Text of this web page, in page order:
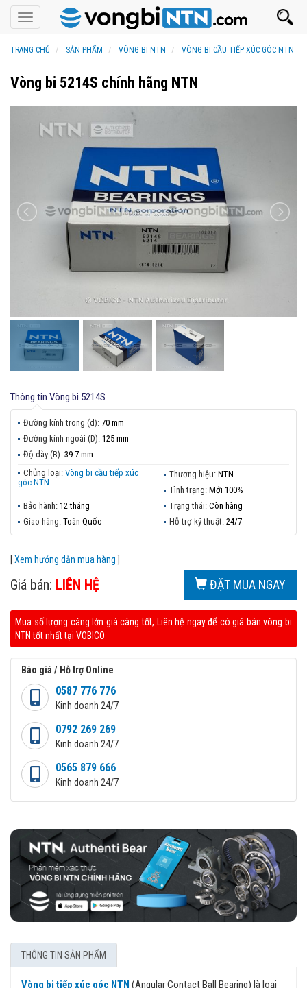
Toggle
navigation
TRANG CHỦ SẢN PHẨM VÒNG BI NTN VÒNG BI CẦU TIẾP XÚC GÓC NTN
Vòng bi 5214S chính hãng NTN
Thông tin Vòng bi 5214S
Đường kính trong (d): 70 mm
Đường kính ngoài (D): 125 mm
Độ dày (B): 39.7 mm
Chủng loại: Vòng bi cầu tiếp xúc
góc NTN
Thương hiệu: NTN
Tình trạng: Mới 100%
Bảo hành: 12 tháng Trạng thái: Còn hàng
Giao hàng: Toàn Quốc Hỗ trợ kỹ thuật: 24/7
[Xem hướng dẫn mua hàng
Giá bán: LIÊN HỆ ĐẶT MUA NGAY
Mua số lượng càng lớn giá càng tốt, Liên hệ ngay để có giá bán vòng bi
NTN tốt nhất tại VOBICO
Báo giá / Hỗ trợ Online
0587 776 776
Kinh doanh 24/7
0792 269 269
Kinh doanh 24/7
0565 879 666
Kinh doanh 24/7
THÔNG TIN SẢN PHẨM
Vòng bi tiếp xúc góc NTN (Angular Contact Ball Bearing) là loại